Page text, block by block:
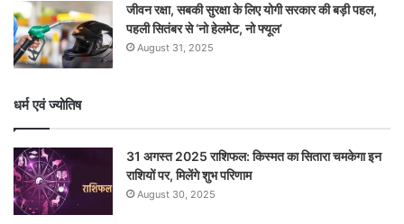
जीवन रक्षा, सबकी सुरक्षा के लिए योगी सरकार की बड़ी पहल,
पहली सितंबर से ‘नो हेलमेट, नो फ्यूल’
August 31, 2025
धर्म एवं ज्योतिष
31 अगस्त 2025 राशिफल: किस्मत का सितारा चमकेगा इन
राशियों पर, मिलेंगे शुभ परिणाम
August 30, 2025